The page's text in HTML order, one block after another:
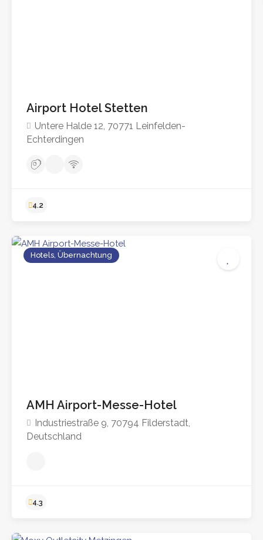
Airport Hotel Stetten
Untere Halde 12, 70771 Leinfelden-
Echterdingen
Hotels, Übernachtung
AMH Airport-Messe-Hotel
Industriestraße 9, 70794 Filderstadt,
Deutschland